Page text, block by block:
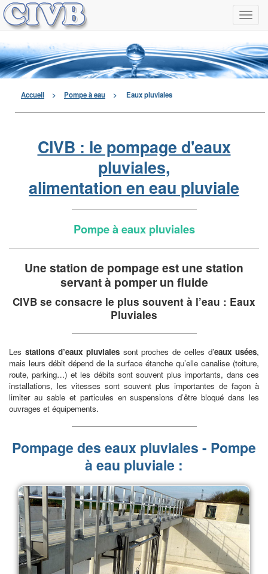
à
Accueil > Pompe à eau > Eaux pluviales
CIVB : le pompage d'eaux
pluviales,
alimentation en eau pluviale
Pompe à eaux pluviales
Une station de pompage est une station
servant à pomper un fluide
CIVB se consacre le plus souvent à l’eau : Eaux
Pluviales
Les stations d’eaux pluvialessont proches de celles d’eaux usées,
mais leurs débit dépend de la surface étanche qu’elle canalise (toiture,
route, parking…) et les débits sont souvent plus importants, dans ces
installations, les vitesses sont souvent plus importantes de façon à
limiter au sable et particules en suspensions d’être bloqué dans les
ouvrages et équipements.
Pompage des eaux pluviales - Pompe
à eau pluviale :